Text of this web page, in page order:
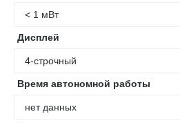
< 1 мВт
Дисплей
4-строчный
Время автономной работы
нет данных